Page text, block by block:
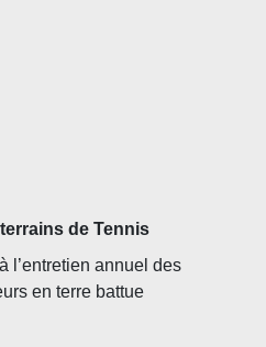
de Tennis
l’entretien annuel des
en terre battue